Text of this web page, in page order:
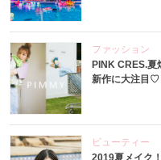
ファッション
PINK CRES.夏
新作に大注目♡
ビューティー
2019夏メイク